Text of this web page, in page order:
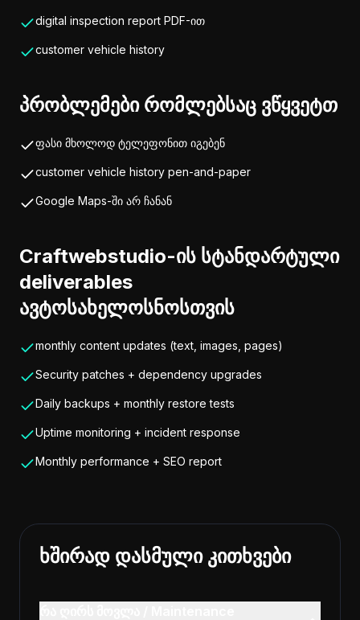
digital inspection report PDF-ით
customer vehicle history
პრობლემები რომლებსაც ვწყვეტთ
ფასი მხოლოდ ტელეფონით იგებენ
customer vehicle history pen-and-paper
Google Maps-ში არ ჩანან
Craftwebstudio-ის სტანდარტული
deliverables
ავტოსახელოსნოსთვის
monthly content updates (text, images, pages)
Security patches + dependency upgrades
Daily backups + monthly restore tests
Uptime monitoring + incident response
Monthly performance + SEO report
ხშირად დასმული კითხვები